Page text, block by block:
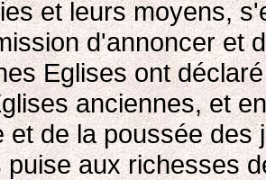
et leurs moyens,
d'annoncer et
Eglises ont
anciennes, et
et de la poussée
puise aux richesses